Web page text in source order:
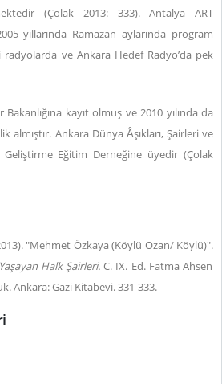
(Çolak 2013: 333). Antalya ART
yıllarında Ramazan aylarında program
radyolarda ve Ankara Hedef Radyo’da pek
kayıt olmuş ve 2010 yılında da
almıştır. Ankara Dünya Ȃşıkları, Şairleri ve
Geliştirme Eğitim Derneğine üyedir (Çolak
"Mehmet Özkaya (Köylü Ozan/ Köylü)".
Halk Şairleri.C. IX. Ed. Fatma Ahsen
Ankara: Gazi Kitabevi. 331-333.